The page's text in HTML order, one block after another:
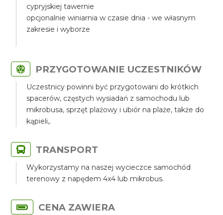
cypryjskiej tawernie
opcjonalnie winiarnia w czasie dnia - we własnym
zakresie i wyborze
PRZYGOTOWANIE UCZESTNIKÓW
Uczestnicy powinni być przygotowani do krótkich
spacerów, częstych wysiadań z samochodu lub
mikrobusa, sprzęt plażowy i ubiór na plaże, także do
kąpieli,.
TRANSPORT
Wykorzystamy na naszej wycieczce samochód
terenowy z napędem 4x4 lub mikrobus.
CENA ZAWIERA